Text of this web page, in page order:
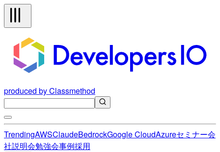
produced by Classmethod
TrendingAWSClaudeBedrockGoogle CloudAzureセミナー会
社説明会勉強会事例採用